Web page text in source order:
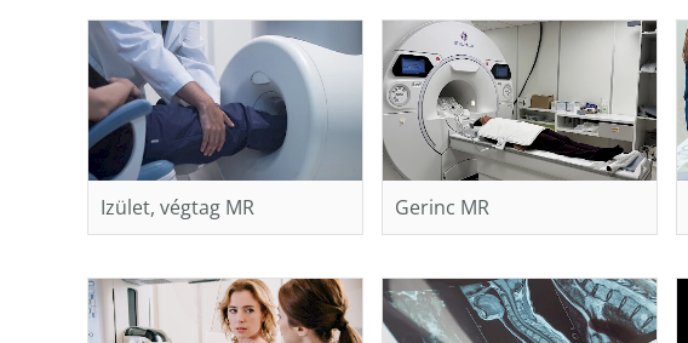
Izület, végtag MR Gerinc MR